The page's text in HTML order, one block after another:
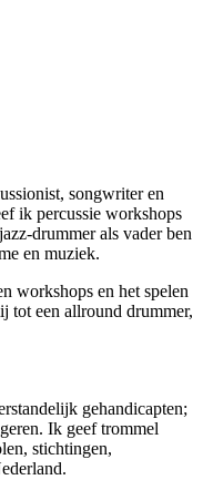
songwriter en
ik percussie workshops
drummer als vader ben
en muziek.
workshops en het spelen
tot een allround drummer,
gehandicapten;
Ik geef trommel
stichtingen,